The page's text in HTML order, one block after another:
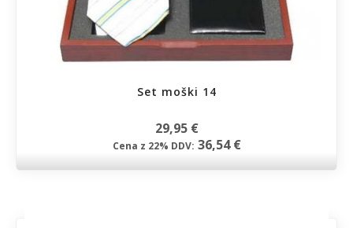
Set moški 14
29,95 €
Cena z 22% DDV: 36,54 €